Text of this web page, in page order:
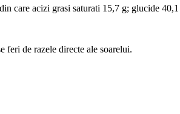
care acizi grasi saturati 15,7 g; glucide
feri de razele directe ale soarelui.